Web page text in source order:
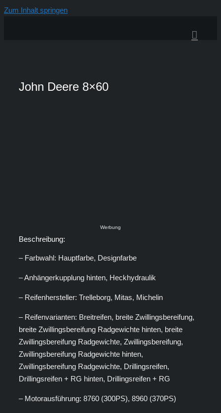
Zum Inhalt springen
John Deere 8×60
Datenschutzerklärung von YouTube.
Mehr erfahren
Video laden
YouTube immer entsperren
Werbung
Beschreibung:
– Farbwahl: Hauptfarbe, Designfarbe
– Anhängerkupplung hinten, Heckhydraulik
– Reifenhersteller: Trelleborg, Mitas, Michelin
– Reifenvarianten: Breitreifen, breite Zwillingsbereifung,
breite Zwillingsbereifung Radgewichte hinten, breite
Zwillingsbereifung Radgewichte, Zwillingsbereifung,
Zwillingsbereifung Radgewichte hinten,
Zwillingsbereifung Radgewichte, Drillingsreifen,
Drillingsreifen + RG hinten, Drillingsreifen + RG
– Motorausführung: 8760 (300PS), 8960 (370PS)